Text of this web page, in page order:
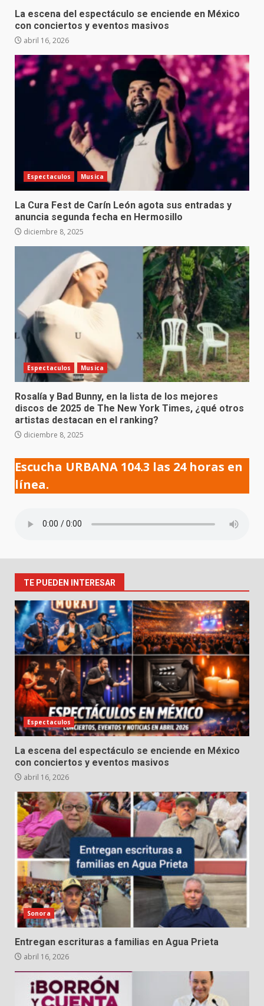
La escena del espectáculo se enciende en México
con conciertos y eventos masivos
abril 16, 2026
Espectaculos Musica
La Cura Fest de Carín León agota sus entradas y
anuncia segunda fecha en Hermosillo
diciembre 8, 2025
Espectaculos Musica
Rosalía y Bad Bunny, en la lista de los mejores
discos de 2025 de The New York Times, ¿qué otros
artistas destacan en el ranking?
diciembre 8, 2025
Escucha URBANA 104.3 las 24 horas en
línea.
TE PUEDEN INTERESAR
Espectaculos
La escena del espectáculo se enciende en México
con conciertos y eventos masivos
abril 16, 2026
Sonora
Entregan escrituras a familias en Agua Prieta
abril 16, 2026